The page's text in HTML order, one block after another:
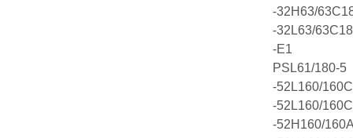
-32H63/
-32L63/
-E1
PSL61/180-5
-52L160/
-52L160/
-52H160/